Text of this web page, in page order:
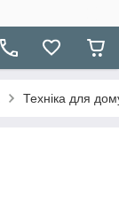
Техніка для